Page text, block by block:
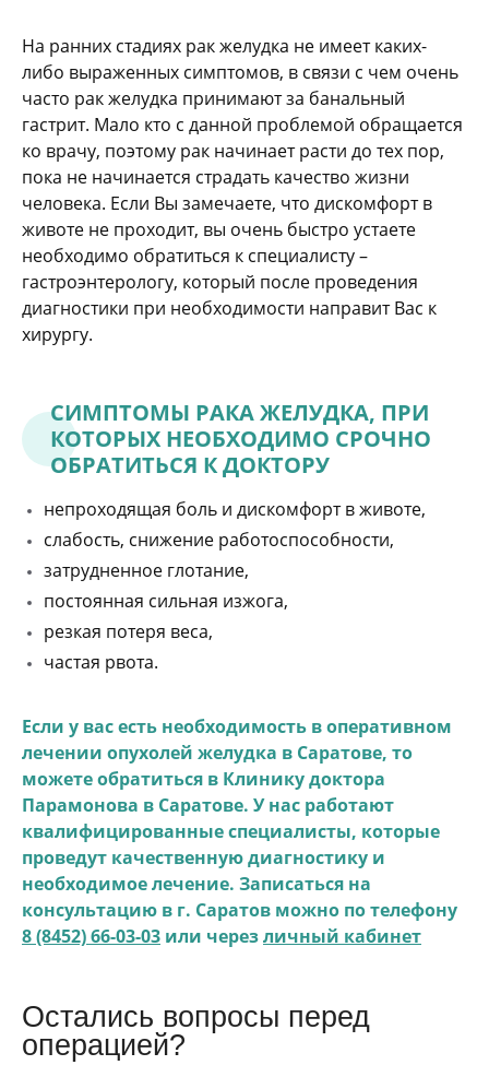
На ранних стадиях рак желудка не имеет каких-
либо выраженных симптомов, в связи с чем очень
часто рак желудка принимают за банальный
гастрит. Мало кто с данной проблемой обращается
ко врачу, поэтому рак начинает расти до тех пор,
пока не начинается страдать качество жизни
человека. Если Вы замечаете, что дискомфорт в
животе не проходит, вы очень быстро устаете
необходимо обратиться к специалисту –
гастроэнтерологу, который после проведения
диагностики при необходимости направит Вас к
хирургу.
СИМПТОМЫ РАКА ЖЕЛУДКА, ПРИ
КОТОРЫХ НЕОБХОДИМО СРОЧНО
ОБРАТИТЬСЯ К ДОКТОРУ
непроходящая боль и дискомфорт в животе,
слабость, снижение работоспособности,
затрудненное глотание,
постоянная сильная изжога,
резкая потеря веса,
частая рвота.
Если у вас есть необходимость в оперативном
лечении опухолей желудка в Саратове, то
можете обратиться в Клинику доктора
Парамонова в Саратове. У нас работают
квалифицированные специалисты, которые
проведут качественную диагностику и
необходимое лечение. Записаться на
консультацию в г. Саратов можно по телефону
8 (8452) 66-03-03 или черезличный кабинет
Остались вопросы перед
операцией?